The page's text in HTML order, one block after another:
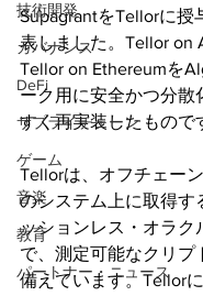
技術開発
ガバナンス
DeFi
サプライチェーン
ゲーム
音楽
教育
パートナー・ニュース
SupagrantをTellorに授
表しました。Tellor on
Tellor on Ethereumを
ーク用に安全かつ分散
すく再実装したもので
Tellorは、オフチェー
のシステム上に取得す
ッションレス・オラク
で、測定可能なクリプ
備えています。Tellor